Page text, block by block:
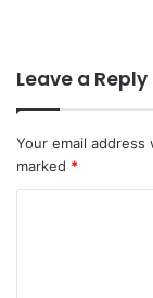
Leave a Reply
Your email
marked *